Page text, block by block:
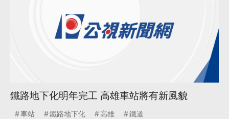
鐵路地下化明年完工 高雄車站將有新風貌
車站 鐵路地下化 高雄 鐵道